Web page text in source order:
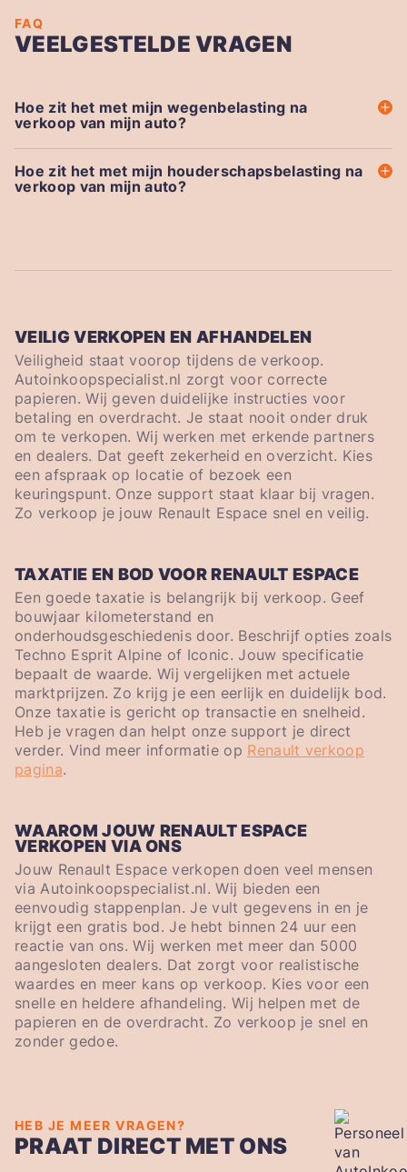
FAQ
VEELGESTELDE VRAGEN
Hoe zit het met mijn wegenbelasting na
verkoop van mijn auto?
Hoe zit het met mijn houderschapsbelasting na
verkoop van mijn auto?
VEILIG VERKOPEN EN AFHANDELEN
Veiligheid staat voorop tijdens de verkoop.
Autoinkoopspecialist.nl zorgt voor correcte
papieren. Wij geven duidelijke instructies voor
betaling en overdracht. Je staat nooit onder druk
om te verkopen. Wij werken met erkende partners
en dealers. Dat geeft zekerheid en overzicht. Kies
een afspraak op locatie of bezoek een
keuringspunt. Onze support staat klaar bij vragen.
Zo verkoop je jouw Renault Espace snel en veilig.
TAXATIE EN BOD VOOR RENAULT ESPACE
Een goede taxatie is belangrijk bij verkoop. Geef
bouwjaar kilometerstand en
onderhoudsgeschiedenis door. Beschrijf opties zoals
Techno Esprit Alpine of Iconic. Jouw specificatie
bepaalt de waarde. Wij vergelijken met actuele
marktprijzen. Zo krijg je een eerlijk en duidelijk bod.
Onze taxatie is gericht op transactie en snelheid.
Heb je vragen dan helpt onze support je direct
verder. Vind meer informatie op Renault verkoop
pagina.
WAAROM JOUW RENAULT ESPACE
VERKOPEN VIA ONS
Jouw Renault Espace verkopen doen veel mensen
via Autoinkoopspecialist.nl. Wij bieden een
eenvoudig stappenplan. Je vult gegevens in en je
krijgt een gratis bod. Je hebt binnen 24 uur een
reactie van ons. Wij werken met meer dan 5000
aangesloten dealers. Dat zorgt voor realistische
waardes en meer kans op verkoop. Kies voor een
snelle en heldere afhandeling. Wij helpen met de
papieren en de overdracht. Zo verkoop je snel en
zonder gedoe.
HEB JE MEER VRAGEN?
PRAAT DIRECT MET ONS